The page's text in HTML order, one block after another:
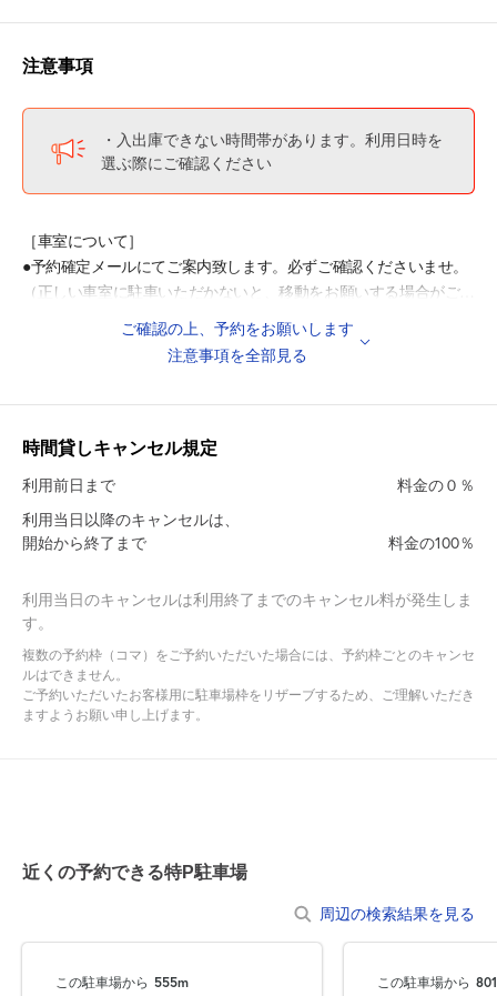
・ひらかたパーク 徒歩13分
・枚方郵便局 徒歩14分
・枚方市役所 徒歩15分
・淀川河川公園枚方地区 徒歩18分
・パナソニックアリーナ 徒歩20分
・パナソニックベースボールスタジアム 徒歩25分
◎周辺教育施設
・枚方市立枚方小学校 徒歩7分
・うみのほし幼稚園 徒歩9分
・枚方市立枚方第二小学校 徒歩14分
注意事項
・入出庫できない時間帯があります。利用日時を
選ぶ際にご確認ください
［車室について］
●予約確定メールにてご案内致します。必ずご確認くださいませ。
（正しい車室に駐車いただかないと、移動をお願いする場合がござ
※車両のサイズが規定内でも、車両にルーフキャリア等を取り付け
●表記の車室サイズは、駐車可能サイズではございません。
乗り降りのスペースをご考慮のうえ、ご予約ください。
●駐車場内での空ぶかしやアイドリング、駐車場内で騒ぐこと、た
むろすることは絶対におやめ下さい。
●入出庫の際は歩行者等に十分お気を付けください。
●不正駐車との誤認防止のため、必ず予約を入れてから敷地内に入
ご確認の上、予約をお願いします
注意事項を全部見る
時間貸しキャンセル規定
利用前日まで
料金の０％
利用当日以降のキャンセルは、
開始から終了まで
料金の100％
利用当日のキャンセルは利用終了までのキャンセル料が発生しま
す。
複数の予約枠（コマ）をご予約いただいた場合には、予約枠ごとのキャンセ
ルはできません。
ご予約いただいたお客様用に駐車場枠をリザーブするため、ご理解いただき
ますようお願い申し上げます。
近くの予約できる特P駐車場
周辺の検索結果を見る
この駐車場から 555m この駐車場から